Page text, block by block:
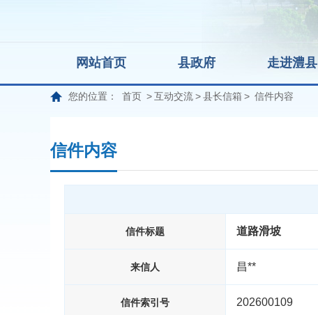
网站首页 县政府 走进澧县
您的位置： 首页 >互动交流>县长信箱 > 信件内容
信件内容
信件标题 道路滑坡
来信人 昌**
信件索引号 202600109